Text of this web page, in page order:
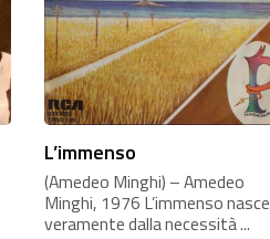
L’immenso
(Amedeo Minghi) – Amedeo
Minghi, 1976 L’immenso nasce
veramente dalla necessità ...